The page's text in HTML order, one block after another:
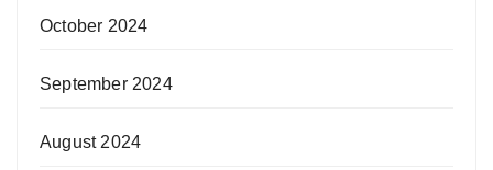
October 2024
September 2024
August 2024